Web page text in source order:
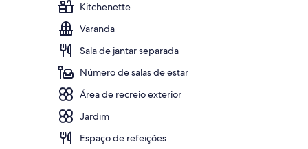
Kitchenette
Varanda
Sala de jantar separada
Número de salas de estar
Área de recreio exterior
Jardim
Espaço de refeições